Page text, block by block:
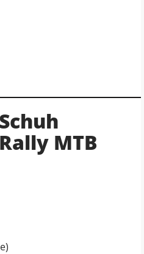
MTB